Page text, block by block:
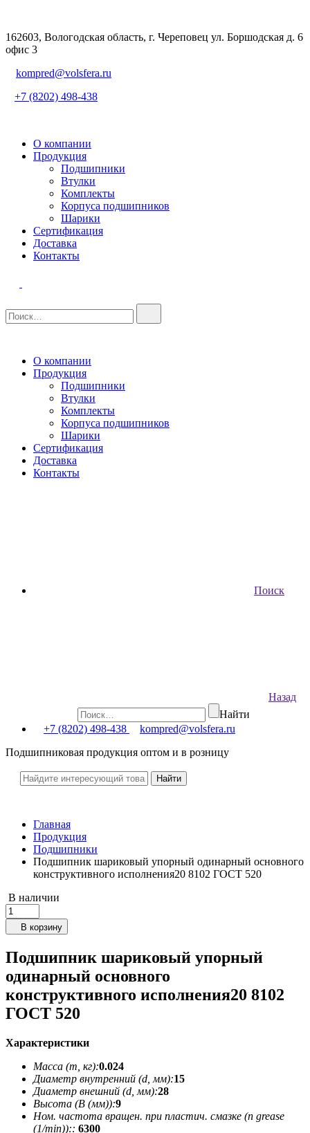
162603, Вологодская область, г. Череповец ул. Боршодская д. 6
офис 3
kompred@volsfera.ru
+7 (8202) 498-438
О компании
Продукция
Подшипники
Втулки
Комплекты
Корпуса подшипников
Шарики
Сертификация
Доставка
Контакты
О компании
Продукция
Подшипники
Втулки
Комплекты
Корпуса подшипников
Шарики
Сертификация
Доставка
Контакты
Поиск
Назад
Найти
+7 (8202) 498-438
kompred@volsfera.ru
Подшипниковая продукция оптом и в розницу
Главная
Продукция
Подшипники
Подшипник шариковый упорный одинарный основного
конструктивного исполнения20 8102 ГОСТ 520
В наличии
В корзину
Подшипник шариковый упорный
одинарный основного
конструктивного исполнения20 8102
ГОСТ 520
Характеристики
Масса (m, кг):0.024
Диаметр внутренний (d, мм):15
Диаметр внешний (d, мм):28
Высота (В (мм)):9
Ном. частота вращен. при пластич. смазке (n grease
(1/min)):: 6300